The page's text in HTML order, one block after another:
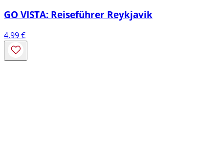
GO VISTA: Reiseführer Reykjavik
4,99€